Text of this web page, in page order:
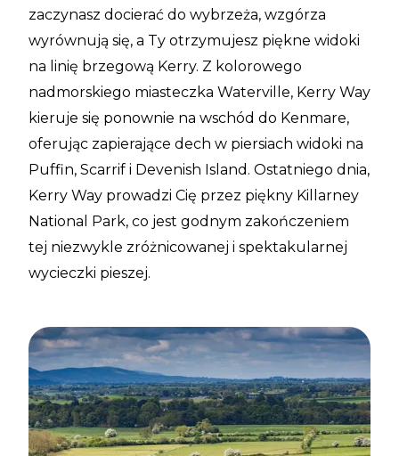
zaczynasz docierać do wybrzeża, wzgórza
wyrównują się, a Ty otrzymujesz piękne widoki
na linię brzegową Kerry. Z kolorowego
nadmorskiego miasteczka Waterville, Kerry Way
kieruje się ponownie na wschód do Kenmare,
oferując zapierające dech w piersiach widoki na
Puffin, Scarrif i Devenish Island. Ostatniego dnia,
Kerry Way prowadzi Cię przez piękny Killarney
National Park, co jest godnym zakończeniem
tej niezwykle zróżnicowanej i spektakularnej
wycieczki pieszej.